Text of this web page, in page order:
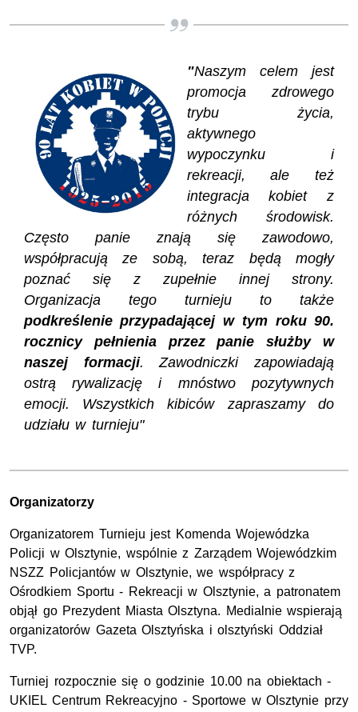
"Naszym celem jest
promocja zdrowego
trybu życia,
aktywnego
wypoczynku i
rekreacji, ale też
integracja kobiet z
różnych środowisk.
Często panie znają się zawodowo,
współpracują ze sobą, teraz będą mogły
poznać się z zupełnie innej strony.
Organizacja tego turnieju to także
podkreślenie przypadającej w tym roku 90.
rocznicy pełnienia przez panie służby w
naszej formacji. Zawodniczki zapowiadają
ostrą rywalizację i mnóstwo pozytywnych
emocji. Wszystkich kibiców zapraszamy do
udziału w turnieju"
Organizatorzy
Organizatorem Turnieju jest Komenda Wojewódzka
Policji w Olsztynie, wspólnie z Zarządem Wojewódzkim
NSZZ Policjantów w Olsztynie, we współpracy z
Ośrodkiem Sportu - Rekreacji w Olsztynie, a patronatem
objął go Prezydent Miasta Olsztyna. Medialnie wspierają
organizatorów Gazeta Olsztyńska i olsztyński Oddział
TVP.
Turniej rozpocznie się o godzinie 10.00 na obiektach -
UKIEL Centrum Rekreacyjno - Sportowe w Olsztynie przy